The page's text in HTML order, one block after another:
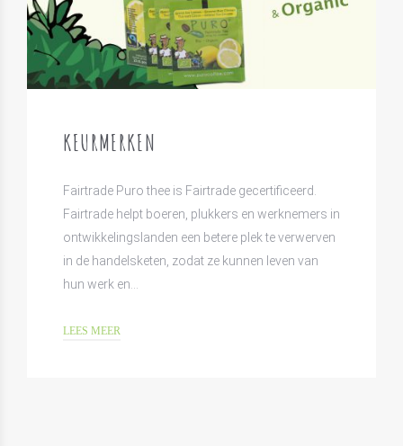
KEURMERKEN
Fairtrade Puro thee is Fairtrade gecertificeerd.
Fairtrade helpt boeren, plukkers en werknemers in
ontwikkelingslanden een betere plek te verwerven
in de handelsketen, zodat ze kunnen leven van
hun werk en…
LEES MEER